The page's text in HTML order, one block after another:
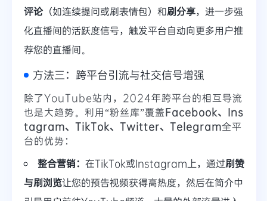
评论 （如连续提问或刷表情包）和刷分享，进一步强
化直播间的活跃度信号，触发平台自动向更多用户推
荐您的直播间。
方法三：跨平台引流与社交信号增强
除了YouTube站内，2024年跨平台的相互导流
也是大趋势。利用“粉丝库”覆盖Facebook、Ins
tagram、TikTok、Twitter、Telegram全平
台的优势：
整合营销： 在TikTok或Instagram上，通过刷赞
与刷浏览让您的预告视频获得高热度，然后在简介中